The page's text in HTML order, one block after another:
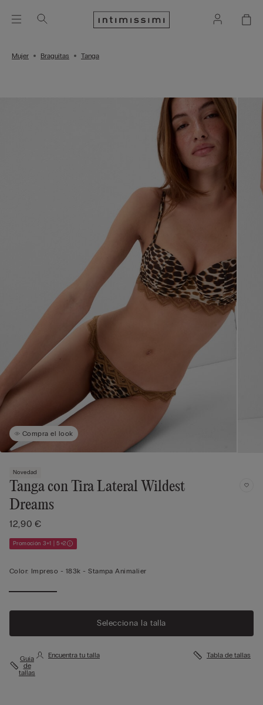
Mujer Braguitas Tanga
Compra el look
Novedad
Tanga con Tira Lateral Wildest
Dreams
12,90 €
Promoción 3+1 | 5+2
Color: Impreso - 183k - Stampa Animalier
Selecciona la talla
Guía
de
tallas
Encuentra tu talla Tabla de tallas